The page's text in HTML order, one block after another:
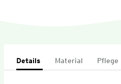
Details Material Pflege